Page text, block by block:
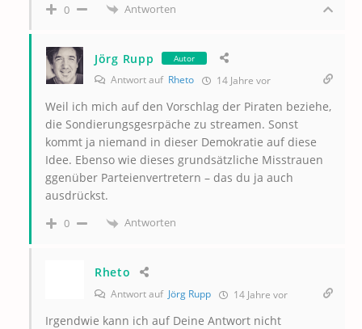
0 Antworten
Jörg Rupp Autor
Antwort auf Rheto 14 Jahre vor
Weil ich mich auf den Vorschlag der Piraten beziehe,
die Sondierungsgesrpäche zu streamen. Sonst
kommt ja niemand in dieser Demokratie auf diese
Idee. Ebenso wie dieses grundsätzliche Misstrauen
ggenüber Parteienvertretern – das du ja auch
ausdrückst.
0 Antworten
Rheto
Antwort auf Jörg Rupp 14 Jahre vor
Irgendwie kann ich auf Deine Antwort nicht